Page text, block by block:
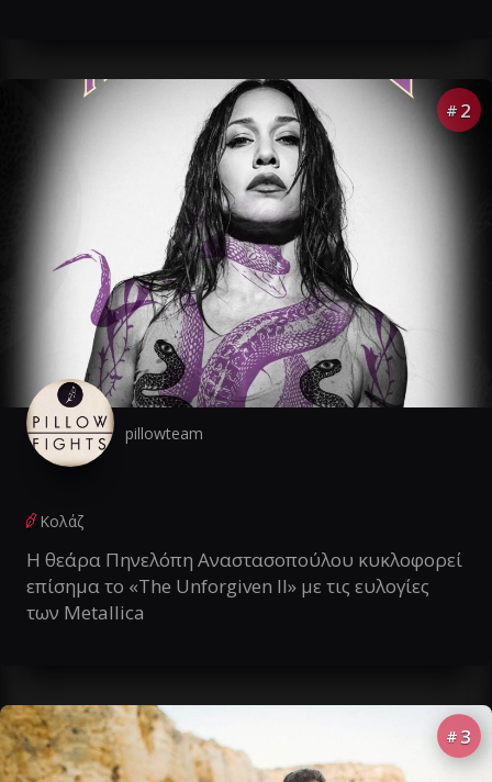
# 2
pillowteam
Κολάζ
Η θεάρα Πηνελόπη Αναστασοπούλου κυκλοφορεί
επίσημα το «The Unforgiven II» με τις ευλογίες
των Metallica
# 3